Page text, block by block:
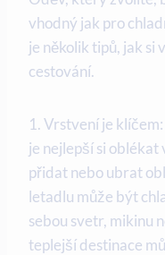
vhodný jak pro
je několik tipů, jak
cestování.
1. Vrstvení je
je nejlepší si oblékat
přidat nebo ubrat
letadlu může být
sebou svetr, mikinu
teplejší destinace